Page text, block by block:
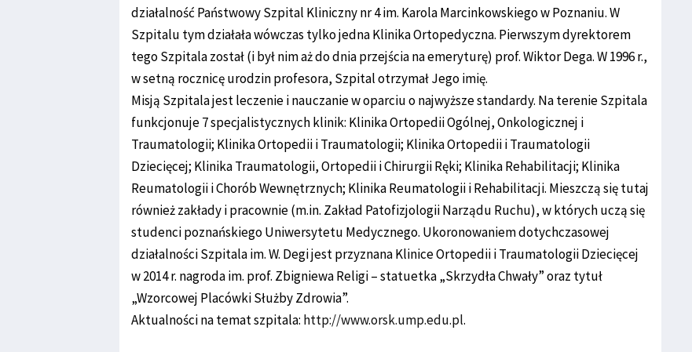
działalność Państwowy Szpital Kliniczny nr 4 im. Karola Marcinkowskiego w Poznaniu. W
Szpitalu tym działała wówczas tylko jedna Klinika Ortopedyczna. Pierwszym dyrektorem
tego Szpitala został (i był nim aż do dnia przejścia na emeryturę) prof. Wiktor Dega. W 1996 r.,
w setną rocznicę urodzin profesora, Szpital otrzymał Jego imię.
Misją Szpitala jest leczenie i nauczanie w oparciu o najwyższe standardy. Na terenie Szpitala
funkcjonuje 7 specjalistycznych klinik: Klinika Ortopedii Ogólnej, Onkologicznej i
Traumatologii; Klinika Ortopedii i Traumatologii; Klinika Ortopedii i Traumatologii
Dziecięcej; Klinika Traumatologii, Ortopedii i Chirurgii Ręki; Klinika Rehabilitacji; Klinika
Reumatologii i Chorób Wewnętrznych; Klinika Reumatologii i Rehabilitacji. Mieszczą się tutaj
również zakłady i pracownie (m.in. Zakład Patofizjologii Narządu Ruchu), w których uczą się
studenci poznańskiego Uniwersytetu Medycznego. Ukoronowaniem dotychczasowej
działalności Szpitala im. W. Degi jest przyznana Klinice Ortopedii i Traumatologii Dziecięcej
w 2014 r. nagroda im. prof. Zbigniewa Religi – statuetka „Skrzydła Chwały” oraz tytuł
„Wzorcowej Placówki Służby Zdrowia”.
Aktualności na temat szpitala: http://www.orsk.ump.edu.pl.